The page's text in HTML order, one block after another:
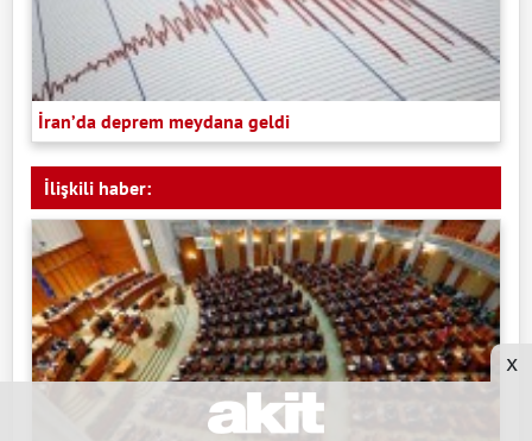
İran’da deprem meydana geldi
İlişkili haber:
x